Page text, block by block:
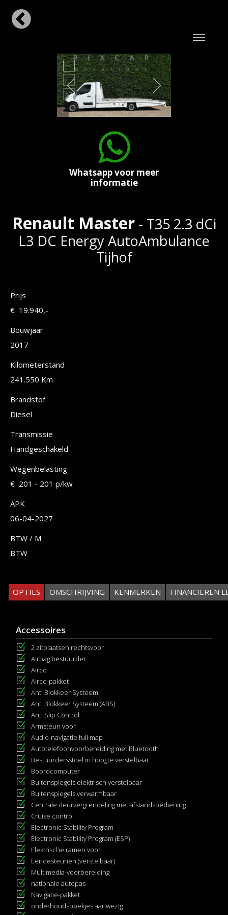
Whatsapp voor meer
informatie
Renault Master - T35 2.3 dCi
L3 DC Energy AutoAmbulance
Tijhof
Prijs
€ 19.940,-
Bouwjaar
2017
Kilometerstand
241.550 Km
Brandstof
Diesel
Transmissie
Handgeschakeld
Wegenbelasting
€ 201 - 201 p/kw
APK
06-04-2027
BTW / M
BTW
OPTIES OMSCHRIJVING KENMERKEN FINANCIEREN
Accessoires
2 zitplaatsen rechtsvoor
Airbag bestuurder
Airco
Airco-pakket
Anti Blokkeer Systeem
Anti Blokkeer Systeem (ABS)
Anti Slip Control
Armsteun voor
Audio-navigatie full map
Autotelefoonvoorbereiding met Bluetooth
Bestuurdersstoel in hoogte verstelbaar
Boordcomputer
Buitenspiegels elektrisch verstelbaar
Buitenspiegels verwarmbaar
Centrale deurvergrendeling met afstandsbediening
Cruise control
Electronic Stability Program
Electronic Stability Program (ESP)
Elektrische ramen voor
Lendesteunen (verstelbaar)
Multimedia-voorbereiding
nationale autopas
Navigatie-pakket
onderhoudsboekjes aanwezig